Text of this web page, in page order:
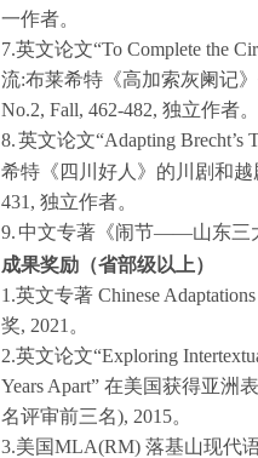
一作者。
7.英文论文“To Complete the
流:布莱希特《高加索灰阑记
No.2, Fall, 462-482, 独立作者。
8.英文论文“Adapting Brecht’s
希特《四川好人》的川剧和
431, 独立作者。
9. 中文专著《闹节——山东三
成果奖励（省部级以上）
1.英文专著 Chinese
奖, 2021。
2.英文论文“Exploring
Years Apart” 在美国获得亚洲
名评审前三名), 2015。
3.美国MLA(RM)落基山现代